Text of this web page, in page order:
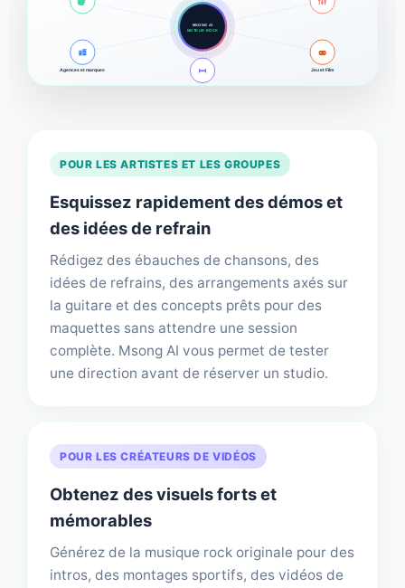
MSONG AI
MOTEUR ROCK
Agences et marques Jeu et Film
POUR LES ARTISTES ET LES GROUPES
Esquissez rapidement des démos et
des idées de refrain
Rédigez des ébauches de chansons, des
idées de refrains, des arrangements axés sur
la guitare et des concepts prêts pour des
maquettes sans attendre une session
complète. Msong AI vous permet de tester
une direction avant de réserver un studio.
POUR LES CRÉATEURS DE VIDÉOS
Obtenez des visuels forts et
mémorables
Générez de la musique rock originale pour des
intros, des montages sportifs, des vidéos de